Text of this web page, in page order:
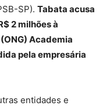
SP). Tabata acusa
2 milhões à
Academia
pela empresária
entidades e